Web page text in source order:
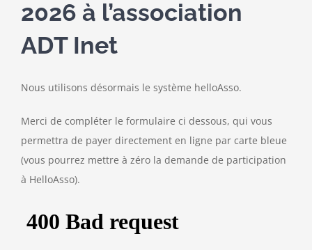
2026 à l’association
ADT Inet
Nous utilisons désormais le système helloAsso.
Merci de compléter le formulaire ci dessous, qui vous
permettra de payer directement en ligne par carte bleue
(vous pourrez mettre à zéro la demande de participation
à HelloAsso).